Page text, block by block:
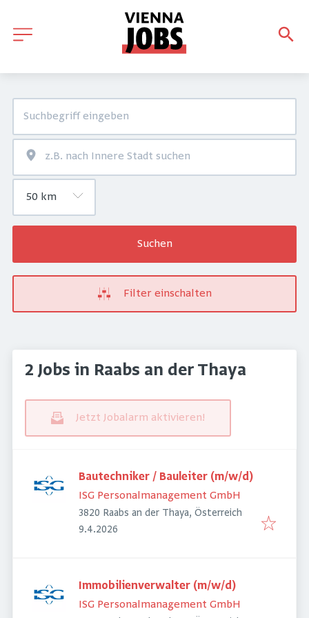
Suchen
Filter einschalten
2 Jobs in Raabs an der Thaya
Jetzt Jobalarm aktivieren!
Bautechniker / Bauleiter (m/w/d)
ISG Personalmanagement GmbH
3820 Raabs an der Thaya, Österreich
Veröffentlicht
9.4.2026
Immobilienverwalter (m/w/d)
ISG Personalmanagement GmbH